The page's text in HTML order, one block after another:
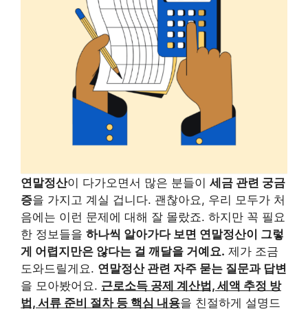
연말정산이 다가오면서 많은 분들이 세금 관련 궁금
증을 가지고 계실 겁니다. 괜찮아요, 우리 모두가 처
음에는 이런 문제에 대해 잘 몰랐죠. 하지만 꼭 필요
한 정보들을 하나씩 알아가다 보면 연말정산이 그렇
게 어렵지만은 않다는 걸 깨달을 거예요. 제가 조금
도와드릴게요. 연말정산 관련 자주 묻는 질문과 답변
을 모아봤어요. 근로소득 공제 계산법, 세액 추정 방
법, 서류 준비 절차 등 핵심 내용을 친절하게 설명드